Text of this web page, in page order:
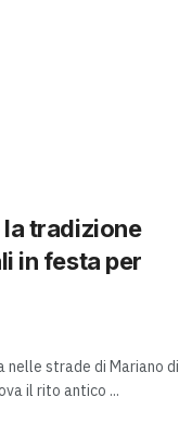
tradizione
in festa per
strade di Mariano di
il rito antico ...